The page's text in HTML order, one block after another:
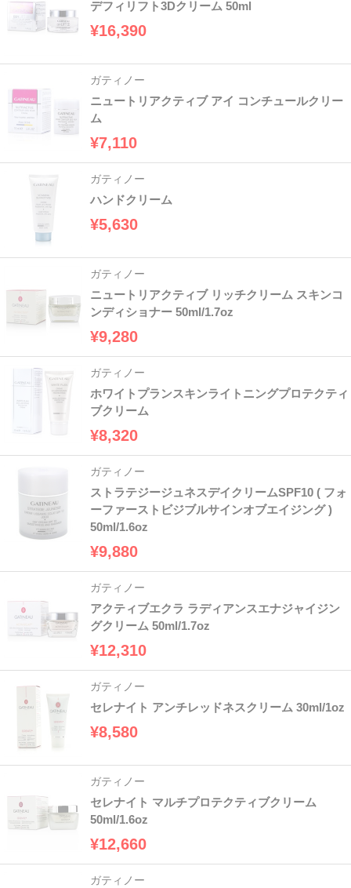
デフィリフト3Dクリーム 50ml
¥16,390
ガティノー
ニュートリアクティブ アイ コンチュールクリー
ム
¥7,110
ガティノー
ハンドクリーム
¥5,630
ガティノー
ニュートリアクティブ リッチクリーム スキンコ
ンディショナー 50ml/1.7oz
¥9,280
ガティノー
ホワイトプランスキンライトニングプロテクティ
ブクリーム
¥8,320
ガティノー
ストラテジージュネスデイクリームSPF10 ( フォ
ーファーストビジブルサインオブエイジング )
50ml/1.6oz
¥9,880
ガティノー
アクティブエクラ ラディアンスエナジャイジン
グクリーム 50ml/1.7oz
¥12,310
ガティノー
セレナイト アンチレッドネスクリーム 30ml/1oz
¥8,580
ガティノー
セレナイト マルチプロテクティブクリーム
50ml/1.6oz
¥12,660
ガティノー